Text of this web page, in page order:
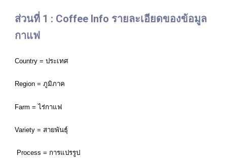
ส่วนที่ 1 : Coffee Info รายละเอียดของข้อมูล
กาแฟ
Country = ประเทศ
Region = ภูมิภาค
Farm = ไร่กาแฟ
Variety = สายพันธ์ุ
Process = การแปรรูป